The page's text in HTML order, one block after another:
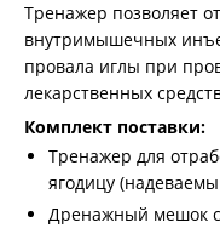
Тренажер позволяет
внутримышечных
провала иглы при
лекарственных
Комплект поставки:
Тренажер для
ягодицу
Дренажный мешок с